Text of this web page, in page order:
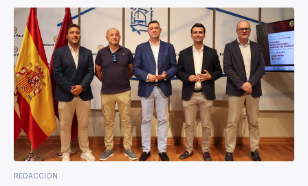
REDACCIÓN